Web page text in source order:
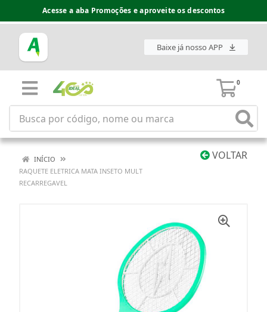
Acesse a aba Promoções e aproveite os descontos
Baixe já nosso APP
0
VOLTAR
INÍCIO
RAQUETE ELETRICA MATA INSETO MULT
RECARREGAVEL